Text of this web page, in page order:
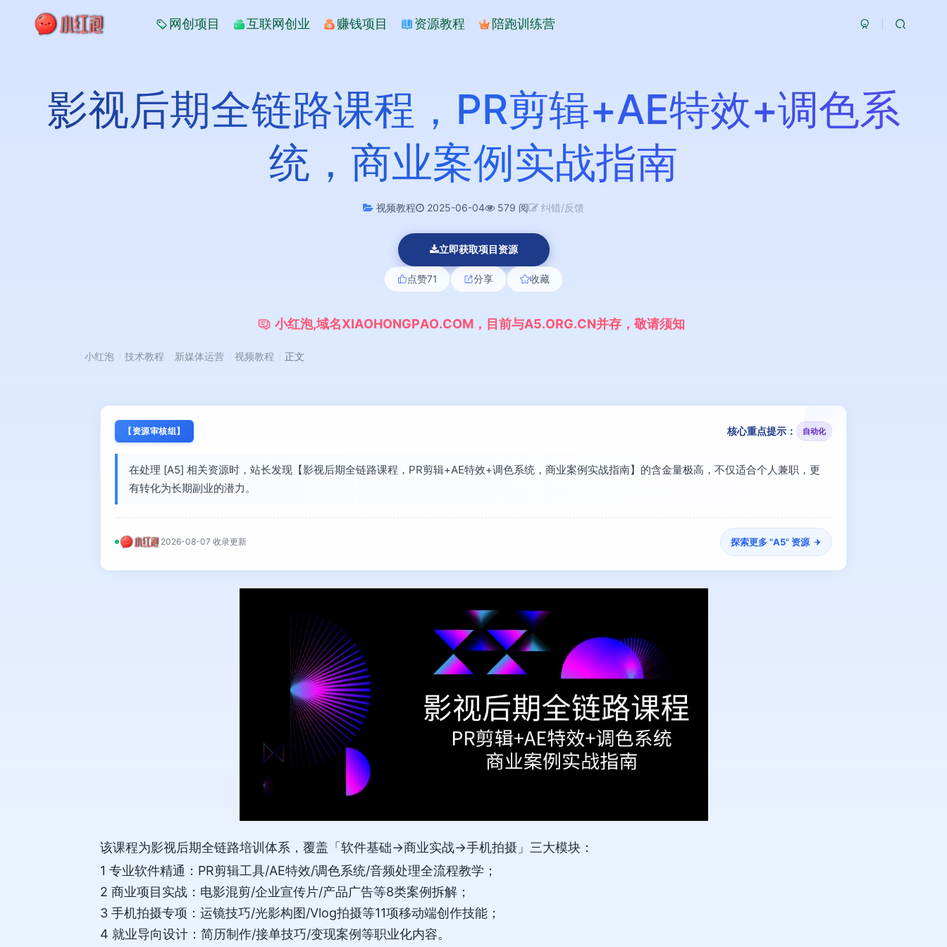
网创项目 互联网创业 赚钱项目 资源教程 陪跑训练营
影视后期全链路课程，PR剪辑+AE特效+调色系
统，商业案例实战指南
视频教程 2025-06-04 579 阅 纠错/反馈
立即获取项目资源
点赞71 分享 收藏
小红泡,域名XIAOHONGPAO.COM ， 目 前与A5.ORG.CN并存 ， 敬请须知
小红泡 技术教程 新媒体运营 视频教程 正文
【资源审核组】 核心重点提示： 自动化
在处理 [A5] 相关资源时，站长发现【影视后期全链路课程，PR剪辑+AE特效+调色系统，商业案例实战指南】的含金量极高，不仅适合个人兼职，更
有转化为长期副业的潜力。
2026-08-07 收录更新 探索更多 "A5" 资源
该课程为影视后期全链路培训体系，覆盖「软件基础→商业实战→手机拍摄」三大模块：
‌1 专业软件精通‌：PR剪辑工具/AE特效/调色系统/音频处理全流程教学；
‌2 商业项目实战‌：电影混剪/企业宣传片/产品广告等8类案例拆解；
‌3 手机拍摄专项‌：运镜技巧/光影构图/Vlog拍摄等11项移动端创作技能；
‌4 就业导向设计‌：简历制作/接单技巧/变现案例等职业化内容。